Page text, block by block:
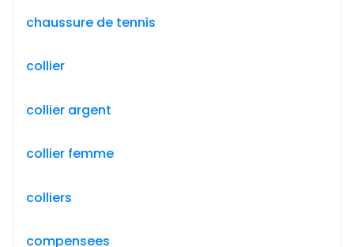
chaussure de tennis
collier
collier argent
collier femme
colliers
compensees